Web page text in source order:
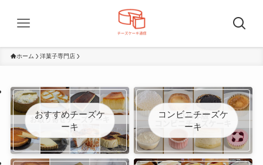
ホーム 洋菓子専門店
おすすめチーズケ
ーキ
コンビニチーズケ
ーキ